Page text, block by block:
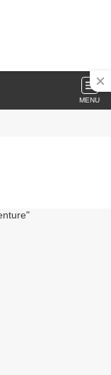
MENU